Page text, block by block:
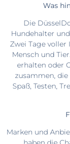
Was
Die
Hundehalter
Zwei Tage
Mensch und
erhalten oder
zusammen, die
Spaß, Testen,
Marken und